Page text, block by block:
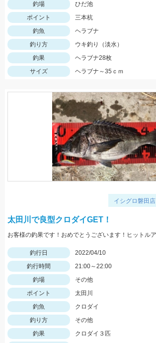
釣場
ひだ池
ポイント
三本杭
釣魚
ヘラブナ
釣り方
ウキ釣り（淡水）
釣果
ヘラブナ28枚
サイズ
ヘラブナ～35ｃｍ
イシグロ磐田店
太田川で良型クロダイGET！
釣行日
2022/04/10
釣行時間
21:00～22:00
釣場
その他
ポイント
太田川
釣魚
クロダイ
釣り方
その他
釣果
クロダイ３匹